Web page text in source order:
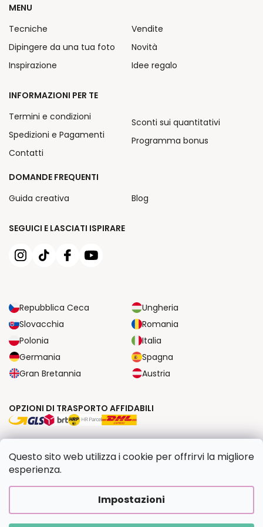
Questo sito web utilizza i cookie per offrirvi la migliore
esperienza.
Impostazioni
SEGUICI E LASCIATI ISPIRARE
Repubblica Ceca
Ungheria
Slovacchia
Romania
Polonia
Italia
Germania
Spagna
Gran Bretannia
Austria
MENU
Tecniche
Dipingere da una tua foto
Inspirazione
Vendite
Novità
Idee regalo
INFORMAZIONI PER TE
Termini e condizioni
Spedizioni e Pagamenti
Contatti
Sconti sui quantitativi
Programma bonus
DOMANDE FREQUENTI
Guida creativa
Blog
OPZIONI DI TRASPORTO AFFIDABILI
Creato da Shoptet Premium|UpraviloFV STUDIO
Copyright 2026Dipingilo.it. Tutti i diritti riservati.